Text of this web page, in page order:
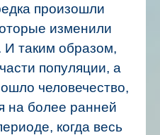
произошли
изменили
И таким образом,
популяции, а
человечество,
на более ранней
когда весь